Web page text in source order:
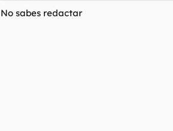
No sabes redactar